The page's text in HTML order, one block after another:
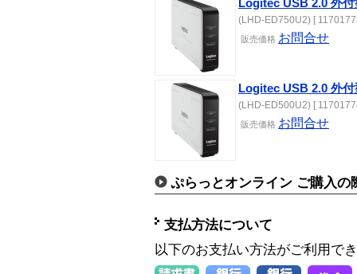
Logitec USB 2.0 外
(LHD-ED750U2) [
販売価格 お問合せ
Logitec USB 2.0 外
(LHD-ED500U2) [
販売価格 お問合せ
ぷらっとオンライン ご購入の
支払方法について
以下のお支払い方法がご利用で